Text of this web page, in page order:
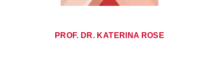
PROF. DR. KATERINA ROSE